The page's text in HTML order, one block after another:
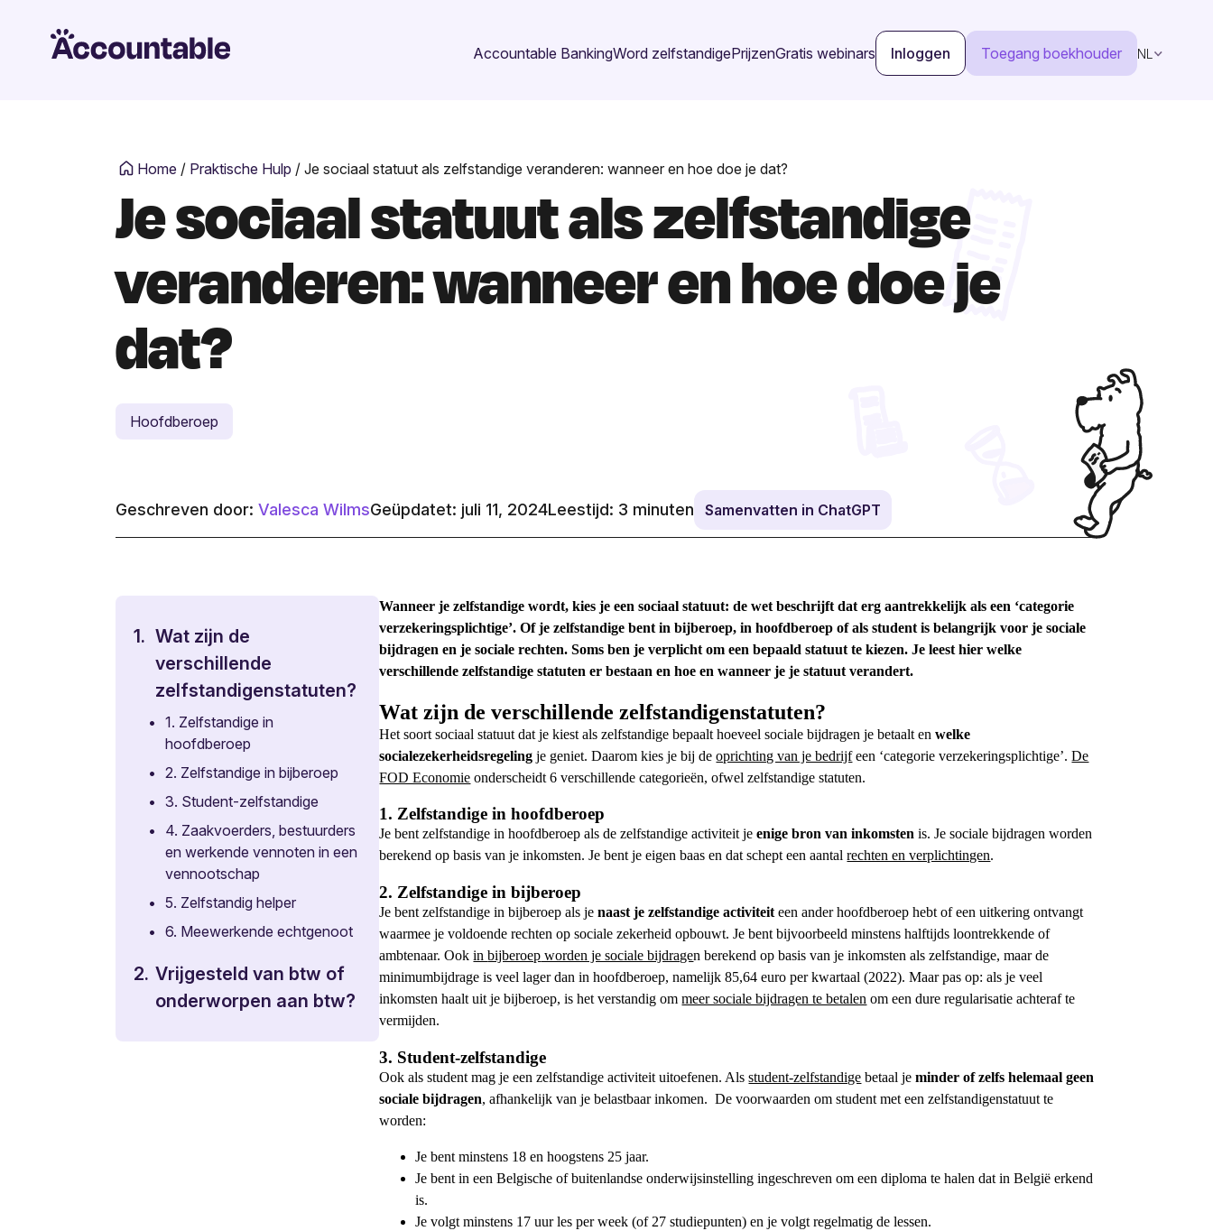
Accountable BankingWord zelfstandigePrijzenGratis webinars Inloggen Toegang boekhouder NL
Home / Praktische Hulp / Je sociaal statuut als zelfstandige veranderen: wanneer en hoe doe je dat?
Je sociaal statuut als zelfstandige
veranderen: wanneer en hoe doe je
dat?
Hoofdberoep
Geschreven door: Valesca WilmsGeüpdatet: juli 11, 2024Leestijd: 3 minuten Samenvatten in ChatGPT
1. Wat zijn de
verschillende
zelfstandigenstatuten?
•
1. Zelfstandige in
hoofdberoep
•
2. Zelfstandige in bijberoep
•
3. Student-zelfstandige
•
4. Zaakvoerders, bestuurders
en werkende vennoten in een
vennootschap
•
5. Zelfstandig helper
•
6. Meewerkende echtgenoot
2. Vrijgesteld van btw of
onderworpen aan btw?
Wanneer jezelfstandige wordt, kies je eensociaal statuut: de wet beschrijft dat erg aantrekkelijk als een ‘categorie
verzekeringsplichtige’. Of jezelfstandige bent inbijberoep, inhoofdberoep of alsstudent is belangrijk voor jesociale
bijdragen en je sociale rechten. Soms ben je verplicht om een bepaald statuut te kiezen. Je leest hier welke
verschillendezelfstandige statuten er bestaan en hoe en wanneer je je statuut verandert.
Wat zijn de verschillende zelfstandigenstatuten?
Het soortsociaal statuut dat je kiest alszelfstandige bepaalt hoeveel sociale bijdragen je betaalt enwelke
socialezekerheidsregeling je geniet. Daarom kies je bij deoprichting van je bedrijfeen ‘categorie verzekeringsplichtige’.De
FOD Economie onderscheidt 6 verschillende categorieën, ofwelzelfstandige statuten.
1.Zelfstandige in hoofdberoep
Je bentzelfstandige in hoofdberoep als dezelfstandige activiteit jeenige bron van inkomsten is. Je sociale bijdragen worden
berekend op basis van je inkomsten. Je bent je eigen baas en dat schept een aantalrechten en verplichtingen.
2. Zelfstandige in bijberoep
Je bentzelfstandige in bijberoep als jenaast jezelfstandige activiteit een anderhoofdberoep hebt of een uitkering ontvangt
waarmee je voldoende rechten op sociale zekerheid opbouwt. Je bent bijvoorbeeld minstens halftijds loontrekkende of
ambtenaar. Ookinbijberoep worden je sociale bijdragen berekend op basis van je inkomsten als zelfstandige, maar de
minimumbijdrage is veel lager dan in hoofdberoep, namelijk 85,64 euro per kwartaal (2022). Maar pas op: als je veel
inkomsten haalt uit jebijberoep, is het verstandig ommeer sociale bijdragen te betalen om een dure regularisatie achteraf te
vermijden.
3. Student-zelfstandige
Ook als student mag je eenzelfstandige activiteit uitoefenen. Alsstudent-zelfstandige betaal jeminder of zelfs helemaal geen
sociale bijdragen, afhankelijk van je belastbaar inkomen. Devoorwaarden omstudent met een zelfstandigenstatuut te
worden:
Je bent minstens 18 en hoogstens 25 jaar.
Je bent in een Belgische of buitenlandse onderwijsinstelling ingeschreven om een diploma te halen dat in België erkend
is.
Je volgt minstens 17 uur les per week (of 27 studiepunten) en je volgt regelmatig de lessen.